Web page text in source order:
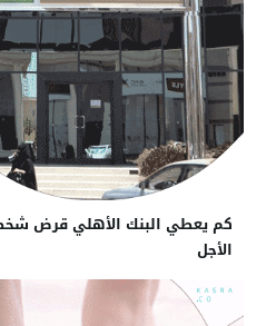
كم يعطي البنك الأهلي قرض
الأجل